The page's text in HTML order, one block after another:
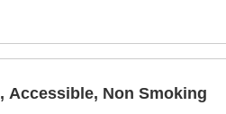
Accessible, Non Smoking